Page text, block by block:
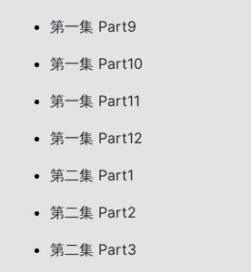
第一集 Part9
第一集 Part10
第一集 Part11
第一集 Part12
第二集 Part1
第二集 Part2
第二集 Part3